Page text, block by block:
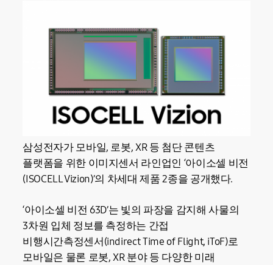
삼성전자가 모바일, 로봇, XR 등 첨단 콘텐츠
플랫폼을 위한 이미지센서 라인업인 ‘아이소셀 비전
(ISOCELL Vizion)’의 차세대 제품 2종을 공개했다.
‘아이소셀 비전 63D’는 빛의 파장을 감지해 사물의
3차원 입체 정보를 측정하는 간접
비행시간측정센서(indirect Time of Flight, iToF)로
모바일은 물론 로봇, XR 분야 등 다양한 미래